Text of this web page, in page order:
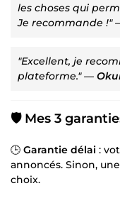
les choses qui
Je recommande !"
"Excellent, je
plateforme."—
🛡️ Mes 3
🕒 Garantie délai :
annoncés. Sinon,
choix.